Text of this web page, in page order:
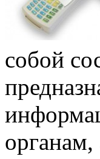
собой
органам,